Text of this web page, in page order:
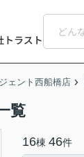
ェント西船橋店
覧
16棟 46件